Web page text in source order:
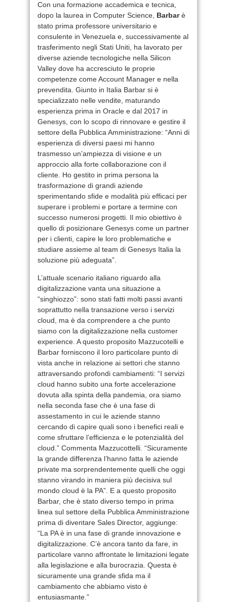
Con una formazione accademica e tecnica,
dopo la laurea in Computer Science, Barbarè
stato prima professore universitario e
consulente in Venezuela e, successivamente al
trasferimento negli Stati Uniti, ha lavorato per
diverse aziende tecnologiche nella Silicon
Valley dove ha accresciuto le proprie
competenze come Account Manager e nella
prevendita. Giunto in Italia Barbar si è
specializzato nelle vendite, maturando
esperienza prima in Oracle e dal 2017 in
Genesys, con lo scopo di rinnovare e gestire il
settore della Pubblica Amministrazione: “Anni di
esperienza di diversi paesi mi hanno
trasmesso un’ampiezza di visione e un
approccio alla forte collaborazione con il
cliente. Ho gestito in prima persona la
trasformazione di grandi aziende
sperimentando sfide e modalità più efficaci per
superare i problemi e portare a termine con
successo numerosi progetti. Il mio obiettivo è
quello di posizionare Genesys come un partner
per i clienti, capire le loro problematiche e
studiare assieme al team di Genesys Italia la
soluzione più adeguata”.
L’attuale scenario italiano riguardo alla
digitalizzazione vanta una situazione a
“singhiozzo”: sono stati fatti molti passi avanti
soprattutto nella transazione verso i servizi
cloud, ma è da comprendere a che punto
siamo con la digitalizzazione nella customer
experience. A questo proposito Mazzucotelli e
Barbar forniscono il loro particolare punto di
vista anche in relazione ai settori che stanno
attraversando profondi cambiamenti: “I servizi
cloud hanno subito una forte accelerazione
dovuta alla spinta della pandemia, ora siamo
nella seconda fase che è una fase di
assestamento in cui le aziende stanno
cercando di capire quali sono i benefici reali e
come sfruttare l’efficienza e le potenzialità del
cloud.” Commenta Mazzucottelli. “Sicuramente
la grande differenza l’hanno fatta le aziende
private ma sorprendentemente quelli che oggi
stanno virando in maniera più decisiva sul
mondo cloud è la PA”. E a questo proposito
Barbar, che è stato diverso tempo in prima
linea sul settore della Pubblica Amministrazione
prima di diventare Sales Director, aggiunge:
“La PA è in una fase di grande innovazione e
digitalizzazione. C’è ancora tanto da fare, in
particolare vanno affrontate le limitazioni legate
alla legislazione e alla burocrazia. Questa è
sicuramente una grande sfida ma il
cambiamento che abbiamo visto è
entusiasmante.”